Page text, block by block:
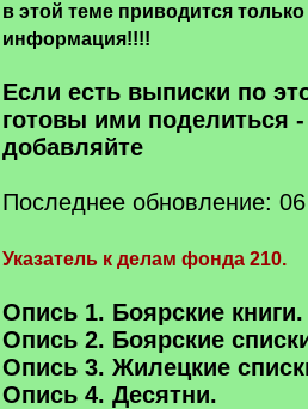
в этой теме приводится
информация!!!!
Если есть выписки по
готовы ими поделиться
добавляйте
Последнее обновление:
Указатель к делам фонда 210.
Опись 1. Боярские книги.
Опись 2. Боярские
Опись 3. Жилецкие
Опись 4. Десятни.